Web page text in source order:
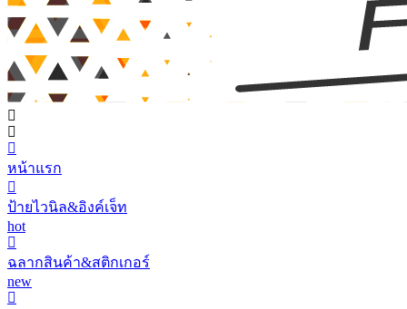
หน้าแรก
ป้ายไวนิล&อิงค์เจ็ท
hot
ฉลากสินค้า&สติกเกอร์
new